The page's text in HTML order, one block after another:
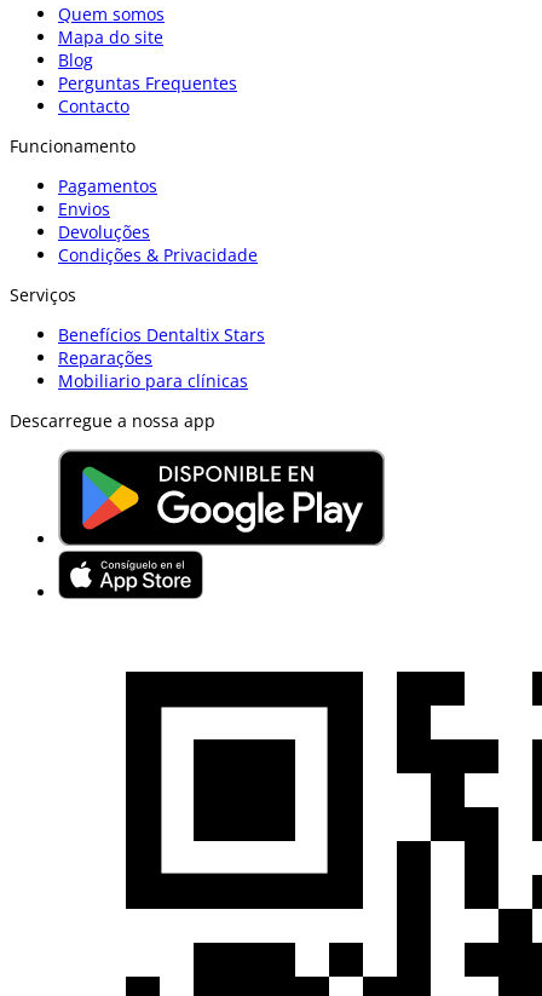
Quem somos
Mapa do site
Blog
Perguntas Frequentes
Contacto
Funcionamento
Pagamentos
Envios
Devoluções
Condições & Privacidade
Serviços
Benefícios Dentaltix Stars
Reparações
Mobiliario para clínicas
Descarregue a nossa app